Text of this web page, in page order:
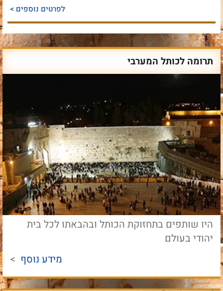
לפרטים נוספים >
תרומה לכותל המערבי
היו שותפים בתחזוקת הכותל ובהבאתו לכל בית
יהודי בעולם
מידע נוסף >